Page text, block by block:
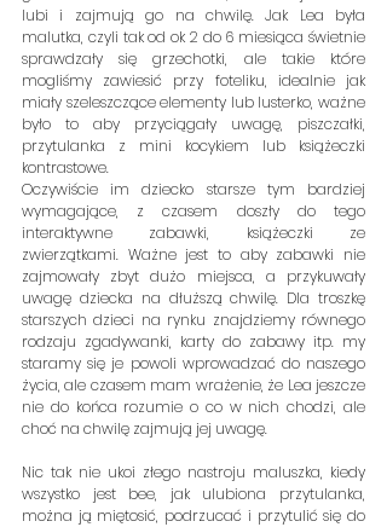
lubi i zajmują go na chwilę. Jak Lea była
malutka, czyli tak od ok 2 do 6 miesiąca świetnie
sprawdzały się grzechotki, ale takie które
mogliśmy zawiesić przy foteliku, idealnie jak
miały szeleszczące elementy lub lusterko, ważne
było to aby przyciągały uwagę, piszczałki,
przytulanka z mini kocykiem lub książeczki
kontrastowe.
Oczywiście im dziecko starsze tym bardziej
wymagające, z czasem doszły do tego
interaktywne zabawki, książeczki ze
zwierzątkami. Ważne jest to aby zabawki nie
zajmowały zbyt dużo miejsca, a przykuwały
uwagę dziecka na dłuższą chwilę. Dla troszkę
starszych dzieci na rynku znajdziemy równego
rodzaju zgadywanki, karty do zabawy itp. my
staramy się je powoli wprowadzać do naszego
życia, ale czasem mam wrażenie, że Lea jeszcze
nie do końca rozumie o co w nich chodzi, ale
choć na chwilę zajmują jej uwagę.
Nic tak nie ukoi złego nastroju maluszka, kiedy
wszystko jest bee, jak ulubiona przytulanka,
można ją miętosić, podrzucać i przytulić się do